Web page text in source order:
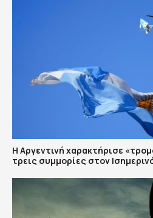
Η Αργεντινή χαρακτήρισε
τρεις συμμορίες στον